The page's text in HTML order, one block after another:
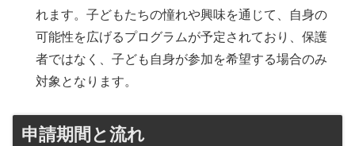
れます。子どもたちの憧れや興味を通じて、自身の
可能性を広げるプログラムが予定されており、保護
者ではなく、子ども自身が参加を希望する場合のみ
対象となります。
申請期間と流れ